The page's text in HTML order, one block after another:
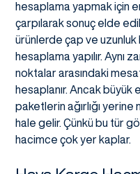
hesaplama yapmak için
çarpılarak sonuç elde
ürünlerde çap ve
hesaplama yapılır. Aynı
noktalar arasındaki
hesaplanır. Ancak
paketlerin ağırlığı
hale gelir. Çünkü bu tür
hacimce çok yer kaplar.